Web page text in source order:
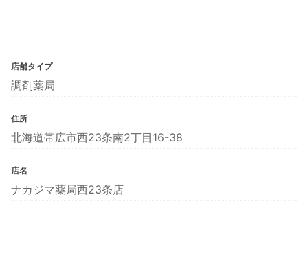
店舗タイプ
調剤薬局
住所
北海道帯広市西23条南2丁目16-38
店名
ナカジマ薬局西23条店